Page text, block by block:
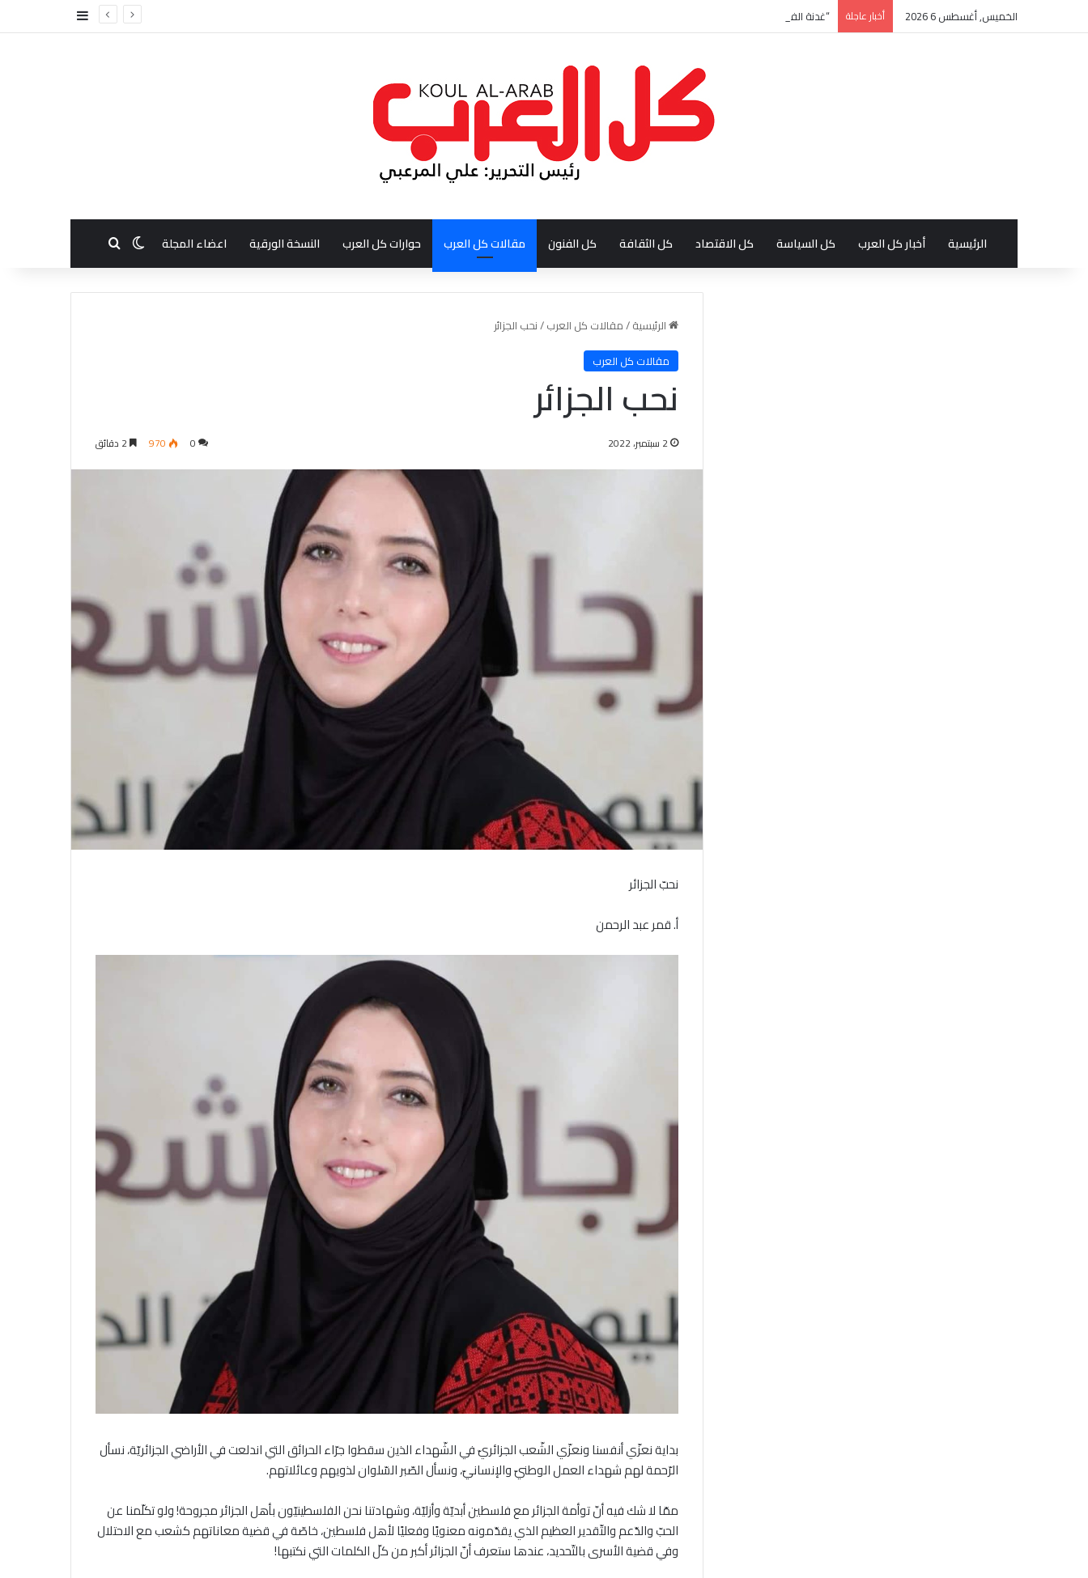
الخميس, أغسطس 6 2026 أخبار عاجلة “غدنة الفكر” للأديب السعودي احمد بن عبدالله العبدالنبي إضافة عمود
الرئيسية أخبار كل العرب كل السياسة كل الاقتصاد كل الثقافة كل الفنون مقالات كل العرب حوارات كل العرب النسخة الورقية اعضاء المجلة الوضع المظلم
بحث عن
الرئيسية/مقالات كل العرب/نحب الجزائر
مقالات كل العرب
نحب الجزائر
2 سبتمبر، 2022 0
970
نحبّ الجزائر
أ. قمر عبد الرحمن
بداية نعزّي أنفسنا ونعزّي الشّعب الجزائريّ في الشّهداء الذين سقطوا جرّاء الحرائق التي اندلعت في الأراضي الجزائريّة، نسأل
الرّحمة لهم شهداء العمل الوطنيّ والإنسانيّ، ونسأل الصّبر السّلوان لذويهم وعائلاتهم.
ممّا لا شك فيه أنّ توأمة الجزائر مع فلسطين أبديّة وأزليّة، وشهادتنا نحن الفلسطينيّون بأهل الجزائر مجروحة! ولو تكلّمنا عن
الحبّ والدّعم والتّقدير العظيم الذي يقدّمونه معنويًا وفعليًا لأهل فلسطين، خاصّة في قضية معاناتهم كشعب مع الاحتلال
وفي قضية الأسرى بالتّحديد، عندها ستعرف أنّ الجزائر أكبر من كلّ الكلمات التي نكتبها!